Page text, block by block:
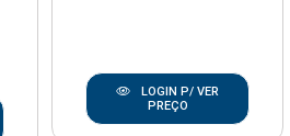
LOGIN P/ VER
PREÇO